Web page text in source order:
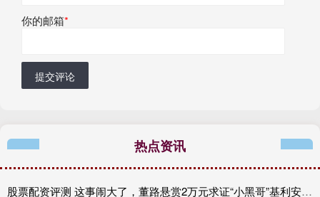
你的邮箱*
提交评论
热点资讯
股票配资评测 这事闹大了，董路悬赏2万元求证“小黑哥”基利安年龄真伪